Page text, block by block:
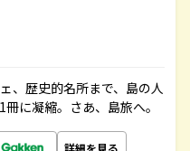
、歴史的名所まで、島の人
に凝縮。さあ、島旅へ。
詳細を見る